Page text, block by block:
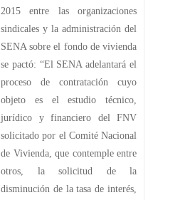
2015 entre las organizaciones
sindicales y la administración del
SENA sobre el fondo de vivienda
se pactó: “El SENA adelantará el
proceso de contratación cuyo
objeto es el estudio técnico,
jurídico y financiero del FNV
solicitado por el Comité Nacional
de Vivienda, que contemple entre
otros, la solicitud de la
disminución de la tasa de interés,